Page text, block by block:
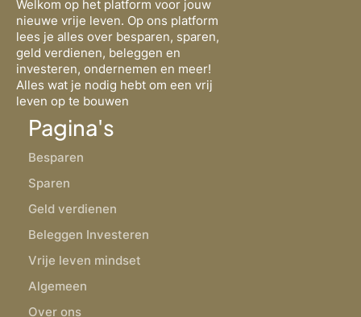
Welkom op het platform voor jouw
nieuwe vrije leven. Op ons platform
lees je alles over besparen, sparen,
geld verdienen, beleggen en
investeren, ondernemen en meer!
Alles wat je nodig hebt om een vrij
leven op te bouwen
Pagina's
Besparen
Sparen
Geld verdienen
Beleggen Investeren
Vrije leven mindset
Algemeen
Over ons